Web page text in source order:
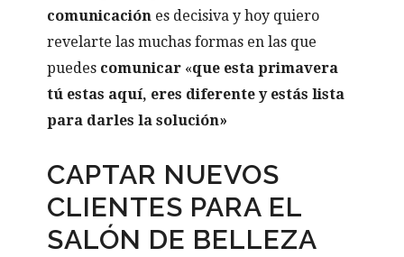
comunicación es decisiva y hoy quiero
revelarte las muchas formas en las que
puedes comunicar «que esta primavera
tú estas aquí, eres diferente y estás lista
para darles la solución»
CAPTAR NUEVOS
CLIENTES PARA EL
SALÓN DE BELLEZA